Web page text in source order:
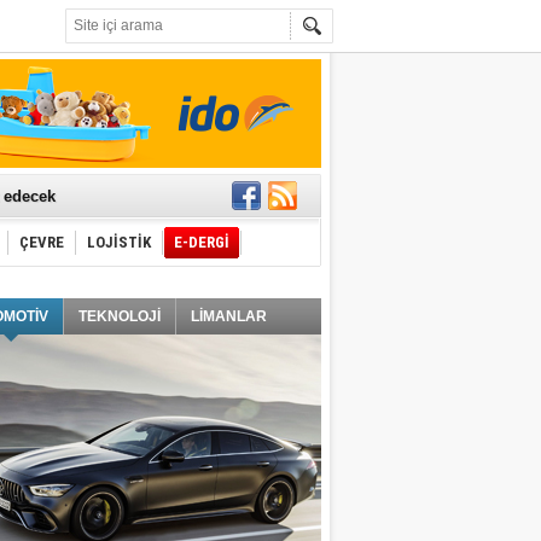
ÇEVRE LOJİSTİK E-DERGİ
TEKNOLOJİ LİMANLAR